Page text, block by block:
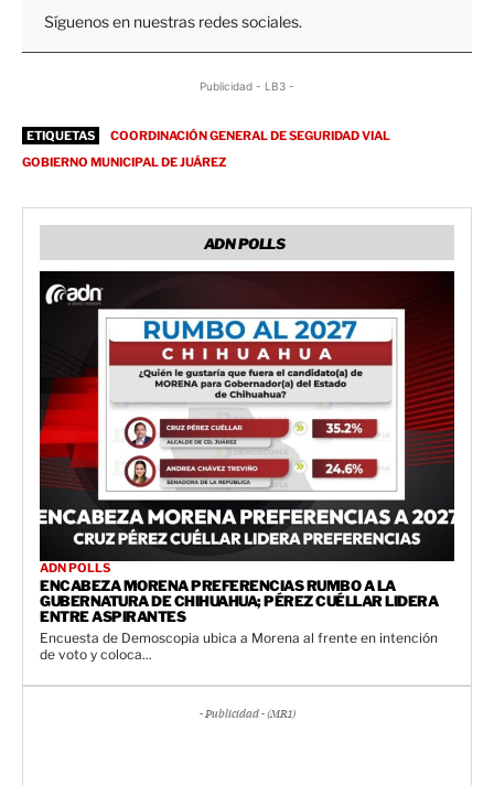
Síguenos en nuestras redes sociales.
Publicidad - LB3 -
ETIQUETAS
COORDINACIÓN GENERAL DE SEGURIDAD VIAL
GOBIERNO MUNICIPAL DE JUÁREZ
ADN POLLS
ADN POLLS
ENCABEZA MORENA PREFERENCIAS RUMBO A LA
GUBERNATURA DE CHIHUAHUA; PÉREZ CUÉLLAR LIDERA
ENTRE ASPIRANTES
Encuesta de Demoscopia ubica a Morena al frente en intención
de voto y coloca...
- Publicidad - (MR1)